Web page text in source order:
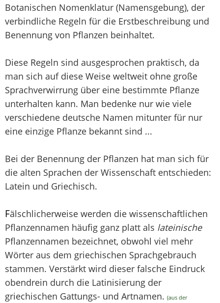
Botanischen Nomenklatur (Namensgebung), der
verbindliche Regeln für die Erstbeschreibung und
Benennung von Pflanzen beinhaltet.
Diese Regeln sind ausgesprochen praktisch, da
man sich auf diese Weise weltweit ohne große
Sprachverwirrung über eine bestimmte Pflanze
unterhalten kann. Man bedenke nur wie viele
verschiedene deutsche Namen mitunter für nur
eine einzige Pflanze bekannt sind ...
Bei der Benennung der Pflanzen hat man sich für
die alten Sprachen der Wissenschaft entschieden:
Latein und Griechisch.
Fälschlicherweise werden die wissenschaftlichen
Pflanzennamen häufig ganz platt als lateinische
Pflanzennamen bezeichnet, obwohl viel mehr
Wörter aus dem griechischen Sprachgebrauch
stammen. Verstärkt wird dieser falsche Eindruck
obendrein durch die Latinisierung der
griechischen Gattungs- und Artnamen. (aus der